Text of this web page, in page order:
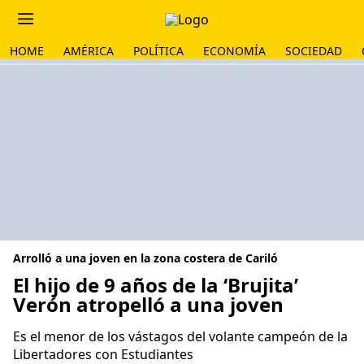
HOME AMÉRICA POLÍTICA ECONOMÍA SOCIEDAD
Arrolló a una joven en la zona costera de Cariló
El hijo de 9 años de la ‘Brujita’
Verón atropelló a una joven
Es el menor de los vástagos del volante campeón de la
Libertadores con Estudiantes